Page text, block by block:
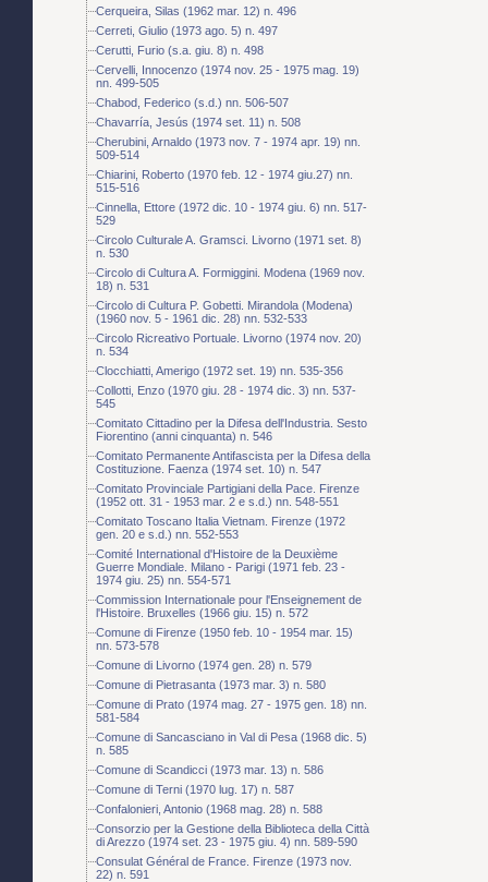
Cerqueira, Silas (1962 mar. 12) n. 496
Cerreti, Giulio (1973 ago. 5) n. 497
Cerutti, Furio (s.a. giu. 8) n. 498
Cervelli, Innocenzo (1974 nov. 25 - 1975 mag. 19)
nn. 499-505
Chabod, Federico (s.d.) nn. 506-507
Chavarría, Jesús (1974 set. 11) n. 508
Cherubini, Arnaldo (1973 nov. 7 - 1974 apr. 19) nn.
509-514
Chiarini, Roberto (1970 feb. 12 - 1974 giu.27) nn.
515-516
Cinnella, Ettore (1972 dic. 10 - 1974 giu. 6) nn. 517-
529
Circolo Culturale A. Gramsci. Livorno (1971 set. 8)
n. 530
Circolo di Cultura A. Formiggini. Modena (1969 nov.
18) n. 531
Circolo di Cultura P. Gobetti. Mirandola (Modena)
(1960 nov. 5 - 1961 dic. 28) nn. 532-533
Circolo Ricreativo Portuale. Livorno (1974 nov. 20)
n. 534
Clocchiatti, Amerigo (1972 set. 19) nn. 535-356
Collotti, Enzo (1970 giu. 28 - 1974 dic. 3) nn. 537-
545
Comitato Cittadino per la Difesa dell'Industria. Sesto
Fiorentino (anni cinquanta) n. 546
Comitato Permanente Antifascista per la Difesa della
Costituzione. Faenza (1974 set. 10) n. 547
Comitato Provinciale Partigiani della Pace. Firenze
(1952 ott. 31 - 1953 mar. 2 e s.d.) nn. 548-551
Comitato Toscano Italia Vietnam. Firenze (1972
gen. 20 e s.d.) nn. 552-553
Comité International d'Histoire de la Deuxième
Guerre Mondiale. Milano - Parigi (1971 feb. 23 -
1974 giu. 25) nn. 554-571
Commission Internationale pour l'Enseignement de
l'Histoire. Bruxelles (1966 giu. 15) n. 572
Comune di Firenze (1950 feb. 10 - 1954 mar. 15)
nn. 573-578
Comune di Livorno (1974 gen. 28) n. 579
Comune di Pietrasanta (1973 mar. 3) n. 580
Comune di Prato (1974 mag. 27 - 1975 gen. 18) nn.
581-584
Comune di Sancasciano in Val di Pesa (1968 dic. 5)
n. 585
Comune di Scandicci (1973 mar. 13) n. 586
Comune di Terni (1970 lug. 17) n. 587
Confalonieri, Antonio (1968 mag. 28) n. 588
Consorzio per la Gestione della Biblioteca della Città
di Arezzo (1974 set. 23 - 1975 giu. 4) nn. 589-590
Consulat Général de France. Firenze (1973 nov.
22) n. 591